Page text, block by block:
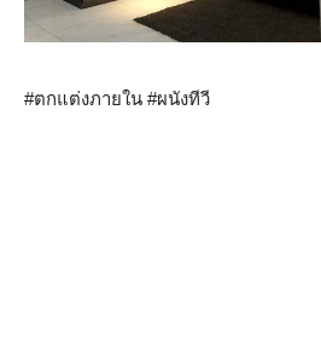
#ตกแต่งภายใน #ผนังทีวี